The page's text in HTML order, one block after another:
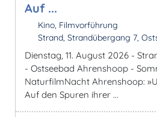
Auf ...
Kino, Filmvorführung
Strand, Strandübergang 7,
Dienstag, 11. August 2026 -
- Ostseebad Ahrenshoop -
NaturfilmNacht Ahrenshoop:
Auf den Spuren ihrer ...